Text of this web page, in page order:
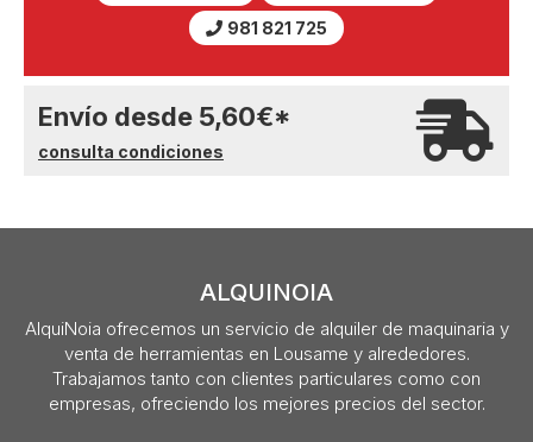
981 821 725
Envío desde 5,60€*
consulta condiciones
ALQUINOIA
AlquiNoia ofrecemos un servicio de alquiler de maquinaria y
venta de herramientas en Lousame y alrededores.
Trabajamos tanto con clientes particulares como con
empresas, ofreciendo los mejores precios del sector.